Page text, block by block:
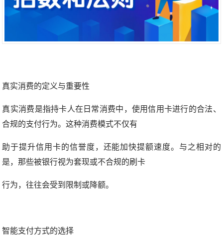
真实消费的定义与重要性
真实消费是指持卡人在日常消费中，使用信用卡进行的合法、
合规的支付行为。这种消费模式不仅有
助于提升信用卡的信誉度，还能加快提额速度。与之相对的
是，那些被银行视为套现或不合规的刷卡
行为，往往会受到限制或降额。
智能支付方式的选择